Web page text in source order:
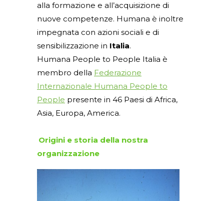
alla formazione e all’acquisizione di
nuove competenze. Humana è inoltre
impegnata con azioni sociali e di
sensibilizzazione in Italia.
Humana People to People Italia è
membro della Federazione
Internazionale Humana People to
People presente in 46 Paesi di Africa,
Asia, Europa, America.
Origini e storia della nostra
organizzazione